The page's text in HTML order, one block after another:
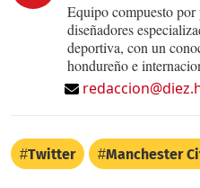
Equipo compuesto
diseñadores
deportiva, con un
hondureño e
Twitter Manchester